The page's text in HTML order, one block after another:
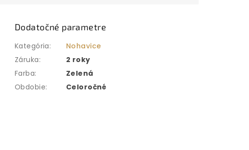
Dodatočné parametre
Kategória:
Nohavice
Záruka:
2 roky
Farba:
Zelená
Obdobie: Celoročné